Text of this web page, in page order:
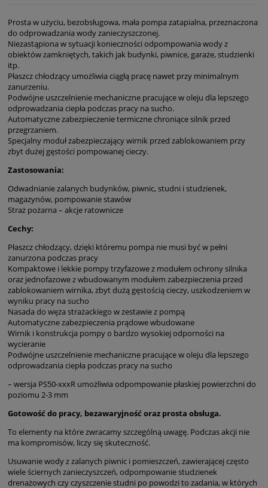
Prosta w użyciu, bezobsługowa, mała pompa zatapialna, przeznaczona
do odprowadzania wody zanieczyszczonej.
Niezastąpiona w sytuacji konieczności odpompowania wody z
obiektów zamkniętych, takich jak budynki, piwnice, garaże, studzienki
itp.
Płaszcz chłodzący umożliwia ciągłą pracę nawet przy minimalnym
zanurzeniu.
Podwójne uszczelnienie mechaniczne pracujące w oleju dla lepszego
odprowadzania ciepła podczas pracy na sucho.
Automatyczne zabezpieczenie termiczne chroniące silnik przed
przegrzaniem.
Specjalny moduł zabezpieczający wirnik przed zablokowaniem przy
zbyt dużej gęstości pompowanej cieczy.
Zastosowania:
Odwadnianie zalanych budynków, piwnic, studni i studzienek,
magazynów, pompowanie stawów
Straż pożarna – akcje ratownicze
Cechy:
Płaszcz chłodzący, dzięki któremu pompa nie musi być w pełni
zanurzona podczas pracy
Kompaktowe i lekkie pompy trzyfazowe z modułem ochrony silnika
oraz jednofazowe z wbudowanym modułem zabezpieczenia przed
zablokowaniem wirnika, zbyt dużą gęstością cieczy, uszkodzeniem w
wyniku pracy na sucho
Nasada do węża strażackiego w zestawie z pompą
Automatyczne zabezpieczenia prądowe wbudowane
Wirnik i konstrukcja pompy o bardzo wysokiej odporności na
wycieranie
Podwójne uszczelnienie mechaniczne pracujące w oleju dla lepszego
odprowadzania ciepła podczas pracy na sucho
– wersja PS50-xxxR umożliwia odpompowanie płaskiej powierzchni do
poziomu 2-3 mm
Gotowość do pracy, bezawaryjność oraz prosta obsługa.
To elementy na które zwracamy szczególną uwagę. Podczas akcji nie
ma kompromisów, liczy się skuteczność.
Usuwanie wody z zalanych piwnic i pomieszczeń, zawierającej często
wiele ściernych zanieczyszczeń, odpompowanie studzienek
drenażowych czy czyszczenie studni po powodzi to zadania, w których